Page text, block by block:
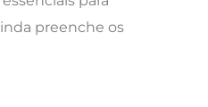
preenche os